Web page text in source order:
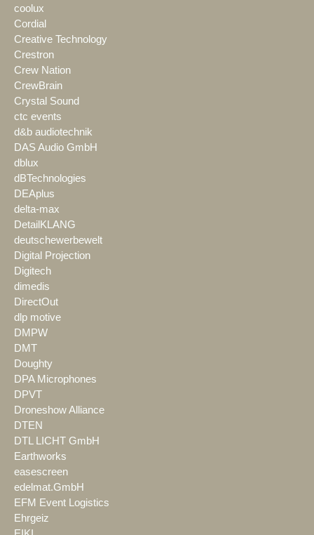
coolux
Cordial
Creative Technology
Crestron
Crew Nation
CrewBrain
Crystal Sound
ctc events
d&b audiotechnik
DAS Audio GmbH
dblux
dBTechnologies
DEAplus
delta-max
DetailKLANG
deutschewerbewelt
Digital Projection
Digitech
dimedis
DirectOut
dlp motive
DMPW
DMT
Doughty
DPA Microphones
DPVT
Droneshow Alliance
DTEN
DTL LICHT GmbH
Earthworks
easescreen
edelmat.GmbH
EFM Event Logistics
Ehrgeiz